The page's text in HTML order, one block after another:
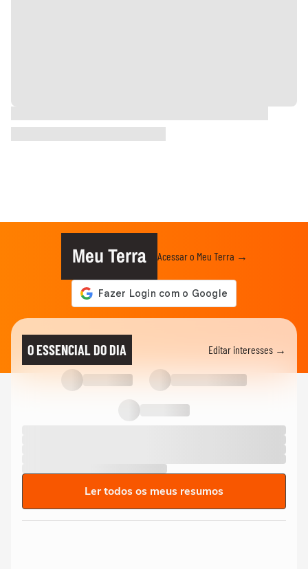
Meu Terra Acessar o Meu Terra →
O ESSENCIAL DO DIA Editar interesses →
Ler todos os meus resumos